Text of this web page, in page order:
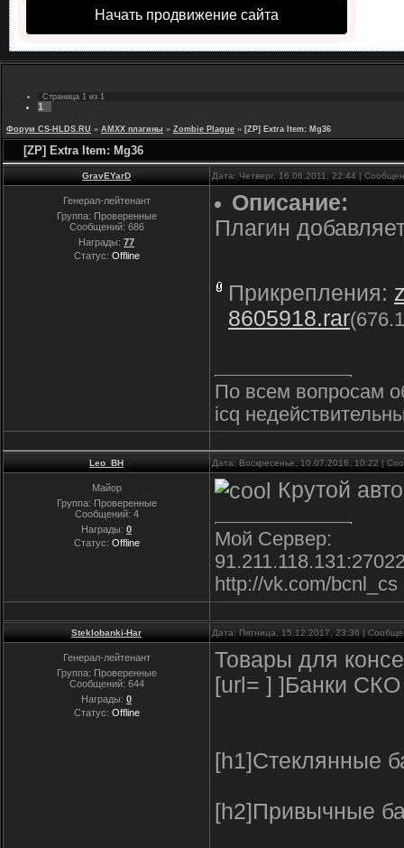
Начать продвижение сайта
Страница 1 из 1
1
Форум CS-HLDS.RU » AMXX плагины » Zombie Plague » [ZP] Extra Item: Mg36
[ZP] Extra Item: Mg36
GravEYarD Дата: Четверг, 16.06.2011, 22:44 |
Генерал-лейтенант
Группа: Проверенные
Сообщений: 686
Награды: 77
Статус: Offline
Описание:
Плагин
Прикрепления:
8605918.rar
По всем вопросам
icq
Leo_BH Дата: Воскресенье, 10.07.2016, 10:22 |
Майор
Группа: Проверенные
Сообщений: 4
Награды: 0
Статус: Offline
Крутой
Мой Сервер:
http://vk.com/bcnl_cs
Steklobanki-Har Дата: Пятница, 15.12.2017, 23:36 |
Генерал-лейтенант
Группа: Проверенные
Сообщений: 644
Награды: 0
Статус: Offline
Товары для
[url= ] ]Банки
[h1]Стеклянные
[h2]Привычные